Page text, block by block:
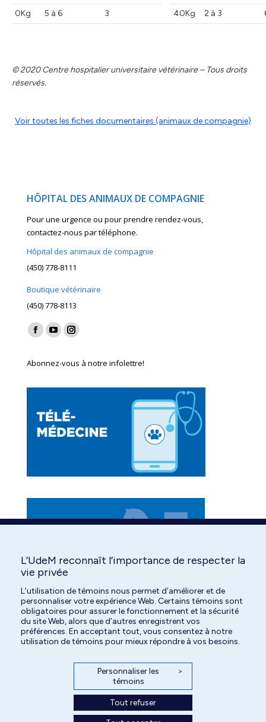
0Kg
5 à 6 3 40Kg 2 à 3
© 2020 Centre hospitalier universitaire vétérinaire – Tous droits
réservés.
Voir toutes les fiches documentaires (animaux de compagnie)
HÔPITAL DES ANIMAUX DE COMPAGNIE
Pour une urgence ou pour prendre rendez-vous,
contactez-nous par téléphone.
Hôpital des animaux de compagnie
(450) 778-8111
Boutique vétérinaire
(450) 778-8113
Find us on:
Facebook
opens
window
YouTube
opens
window
Instagram
opens
window
Abonnez-vous à notre infolettre!
L’UdeM reconnaît l’importance de respecter la
vie privée
L’utilisation de témoins nous permet d’améliorer et de
personnaliser votre expérience Web. Certains témoins sont
obligatoires pour assurer le fonctionnement et la sécurité
du site Web, alors que d’autres enregistrent vos
préférences. En acceptant tout, vous consentez à notre
utilisation de témoins pour mieux répondre à vos besoins.
Personnaliser les
témoins
>
Tout refuser